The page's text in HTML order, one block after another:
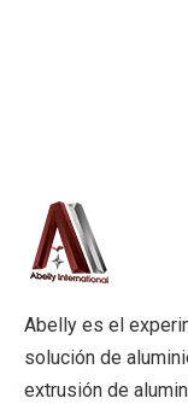
Abelly es el
solución de
extrusión de